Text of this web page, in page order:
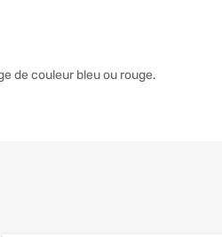
de couleur bleu ou rouge.